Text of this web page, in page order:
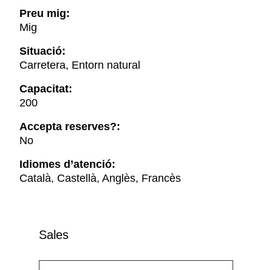
Preu mig:
Mig
Situació:
Carretera, Entorn natural
Capacitat:
200
Accepta reserves?:
No
Idiomes d’atenció:
Català, Castellà, Anglès, Francès
Sales